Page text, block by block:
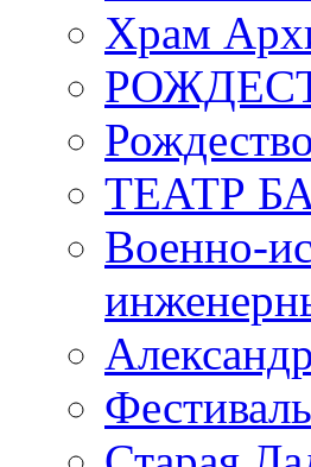
Храм
ТЕАТР
Военно-